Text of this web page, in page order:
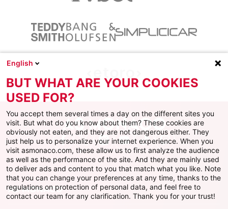
Facebook
X Instagram
YoutubeTikTokTwitch
AS MONACO
English
BUT WHAT ARE YOUR COOKIES
USED FOR?
You accept them several times a day on the different sites you
visit. But what do you know about them? These cookies are
obviously not eaten, and they are not dangerous either. They
just help us to personalize your internet experience. When you
visit asmonaco.com, these allow us to first analyze the audience
as well as the performance of the site. And they are mainly used
to deliver ads and content to you that match what you like. Note
that you can change your preferences at any time, thanks to the
regulations on protection of personal data, and feel free to
contact our team for any clarification. Thank you for your trust!